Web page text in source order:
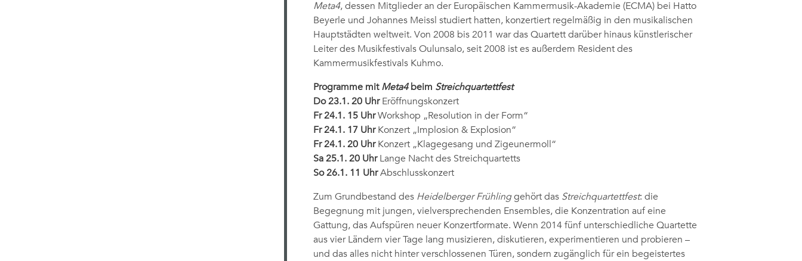
Meta4, dessen Mitglieder an der Europäischen Kammermusik-Akademie (ECMA) bei Hatto
Beyerle und Johannes Meissl studiert hatten, konzertiert regelmäßig in den musikalischen
Hauptstädten weltweit. Von 2008 bis 2011 war das Quartett darüber hinaus künstlerischer
Leiter des Musikfestivals Oulunsalo, seit 2008 ist es außerdem Resident des
Kammermusikfestivals Kuhmo.
Programme mit Meta4beim Streichquartettfest
Do 23.1. 20 UhrEröffnungskonzert
Fr 24.1. 15 UhrWorkshop „Resolution in der Form“
Fr 24.1. 17 UhrKonzert „Implosion & Explosion“
Fr 24.1. 20 UhrKonzert „Klagegesang und Zigeunermoll“
Sa 25.1. 20 UhrLange Nacht des Streichquartetts
So 26.1. 11 UhrAbschlusskonzert
Zum Grundbestand des Heidelberger Frühlinggehört das Streichquartettfest: die
Begegnung mit jungen, vielversprechenden Ensembles, die Konzentration auf eine
Gattung, das Aufspüren neuer Konzertformate. Wenn 2014 fünf unterschiedliche Quartette
aus vier Ländern vier Tage lang musizieren, diskutieren, experimentieren und probieren –
und das alles nicht hinter verschlossenen Türen, sondern zugänglich für ein begeistertes